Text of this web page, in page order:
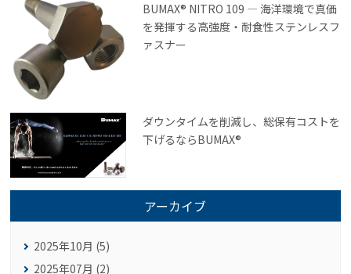
BUMAX® NITRO 109 ― 海洋環境で真価
を発揮する高強度・耐食性ステンレスフ
ァスナー
ダウンタイムを削減し、総保有コストを
下げるならBUMAX®
アーカイブ
2025年10月 (5)
2025年07月 (2)